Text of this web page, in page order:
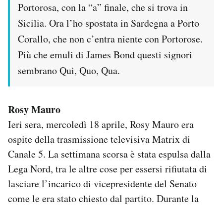
Portorosa, con la “a” finale, che si trova in
Sicilia. Ora l’ho spostata in Sardegna a Porto
Corallo, che non c’entra niente con Portorose.
Più che emuli di James Bond questi signori
sembrano Qui, Quo, Qua.
Rosy Mauro
Ieri sera, mercoledì 18 aprile, Rosy Mauro era
ospite della trasmissione televisiva Matrix di
Canale 5. La settimana scorsa è stata espulsa dalla
Lega Nord, tra le altre cose per essersi rifiutata di
lasciare l’incarico di vicepresidente del Senato
come le era stato chiesto dal partito. Durante la